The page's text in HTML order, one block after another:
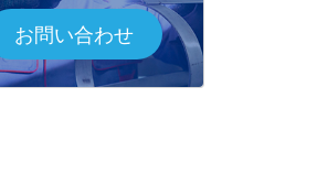
お問い合わせ